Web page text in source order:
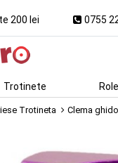
200 lei 0755
Trotinete Role
Trotineta Clema